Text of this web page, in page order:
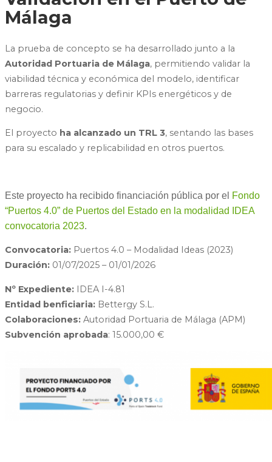
Málaga
La prueba de concepto se ha desarrollado junto a la
Autoridad Portuaria de Málaga, permitiendo validar la
viabilidad técnica y económica del modelo, identificar
barreras regulatorias y definir KPIs energéticos y de
negocio.
El proyecto ha alcanzado un TRL 3, sentando las bases
para su escalado y replicabilidad en otros puertos.
Este proyecto ha recibido financiación pública por el Fondo
“Puertos 4.0” de Puertos del Estado en la modalidad IDEA
convocatoria 2023.
Convocatoria: Puertos 4.0 – Modalidad Ideas (2023)
Duración: 01/07/2025 – 01/01/2026
Nº Expediente: IDEA I-4.81
Entidad benficiaria: Bettergy S.L.
Colaboraciones: Autoridad Portuaria de Málaga (APM)
Subvención aprobada: 15.000,00 €